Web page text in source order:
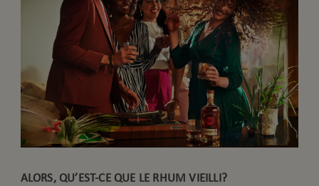
ALORS, QU’EST-CE QUE LE RHUM VIEILLI?